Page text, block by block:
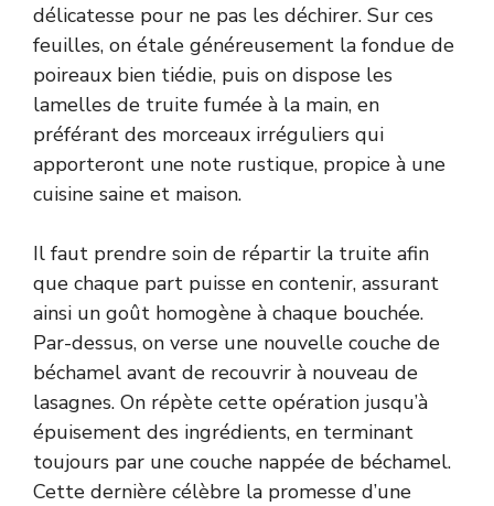
délicatesse pour ne pas les déchirer. Sur ces
feuilles, on étale généreusement la fondue de
poireaux bien tiédie, puis on dispose les
lamelles de truite fumée à la main, en
préférant des morceaux irréguliers qui
apporteront une note rustique, propice à une
cuisine saine et maison.
Il faut prendre soin de répartir la truite afin
que chaque part puisse en contenir, assurant
ainsi un goût homogène à chaque bouchée.
Par-dessus, on verse une nouvelle couche de
béchamel avant de recouvrir à nouveau de
lasagnes. On répète cette opération jusqu’à
épuisement des ingrédients, en terminant
toujours par une couche nappée de béchamel.
Cette dernière célèbre la promesse d’une